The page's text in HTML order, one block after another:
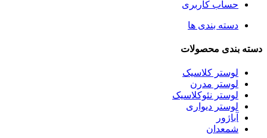
حساب کاربری
دسته بندی ها
دسته بندی محصولات
لوستر کلاسیک
لوستر مدرن
لوستر نئوکلاسیک
لوستر دیواری
آباژور
شمعدان